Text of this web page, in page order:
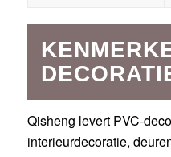
Qisheng levert PVC-
interieurdecoratie,